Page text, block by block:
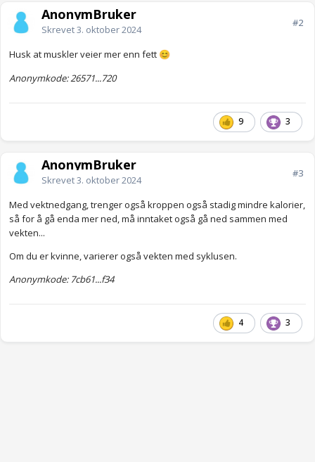
AnonymBruker
Skrevet3. oktober 2024
#2
Husk at muskler veier mer enn fett 😊
Anonymkode: 26571...720
9 3
AnonymBruker
Skrevet3. oktober 2024
#3
Med vektnedgang, trenger også kroppen også stadig mindre kalorier,
så for å gå enda mer ned, må inntaket også gå ned sammen med
vekten...
Om du er kvinne, varierer også vekten med syklusen.
Anonymkode: 7cb61...f34
4 3